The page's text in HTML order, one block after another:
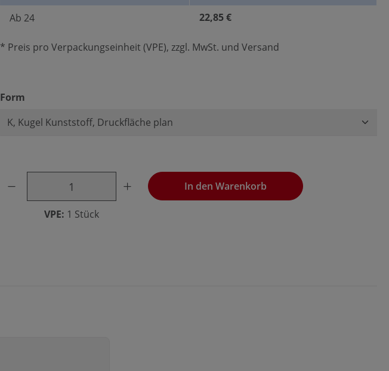
Ab 24 22,85 €
* Preis pro Verpackungseinheit (VPE), zzgl. MwSt. und Versand
Form
Produkt Anzahl: Gib den gewünschten Wert ein oder benutze die Schaltflächen, um
VPE: 1 Stück
In den Warenkorb